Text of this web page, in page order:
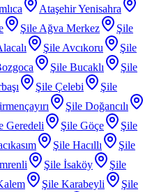
Ataşehir Yenisahra
Şile Ağva Merkez
Şile
Şile Avcıkoru
Şile
Şile Bucaklı
Şile
Şile Çelebi
Şile
Şile Doğancılı
Geredeli Şile Göçe
Şile
Şile Hacıllı
Şile
Şile İsaköy
Şile
Şile Karabeyli
Şile